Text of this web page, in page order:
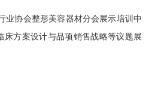
协会整形美容器材分会展示培训中
方案设计与品项销售战略等议题展